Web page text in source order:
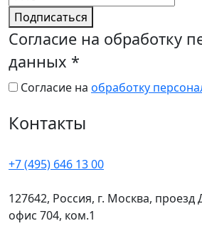
Подписаться
Согласие на обработку
данных *
Согласие на обработку
Контакты
+7 (495) 646 13 00
127642, Россия, г. Москва,
офис 704, ком.1